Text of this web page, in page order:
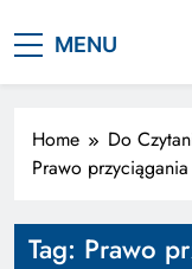
Osiągania Celów w
MENU
Home
Do
Prawo
Tag: Prawo